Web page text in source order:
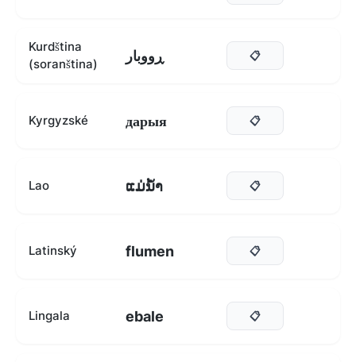
Kurdština
(soranština)
ڕووبار 📋
Kyrgyzské дарыя 📋
Lao ແມ່ນ້ໍາ 📋
Latinský flumen 📋
Lingala ebale 📋